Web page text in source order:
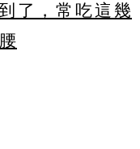
了，常吃這幾